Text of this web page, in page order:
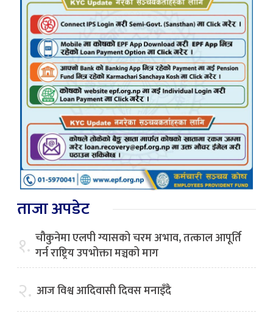
ताजा अपडेट
१. चौकुनेमा एलपी ग्यासको चरम अभाव, तत्काल आपूर्ति
गर्न राष्ट्रिय उपभोक्ता मञ्चको माग
२. आज विश्व आदिवासी दिवस मनाइँदै